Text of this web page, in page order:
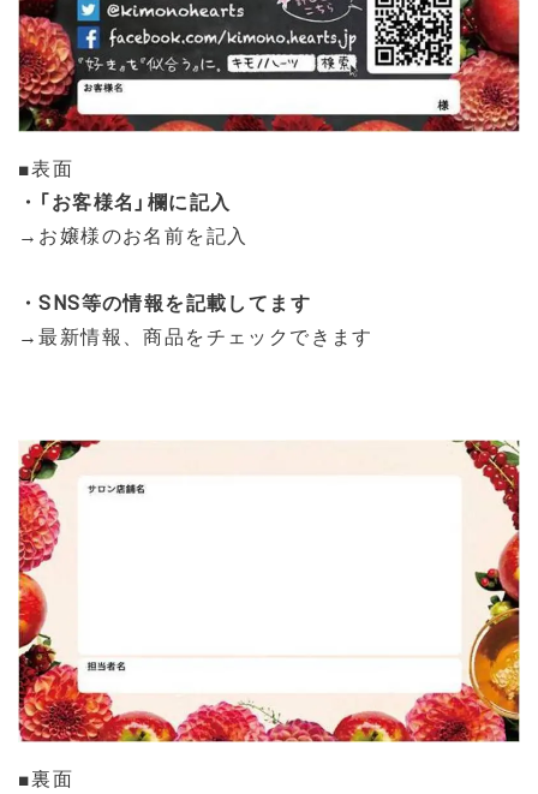
■表面
・「お客様名」欄に記入
→お嬢様のお名前を記入
・SNS等の情報を記載してます
→最新情報、商品をチェックできます
■裏面